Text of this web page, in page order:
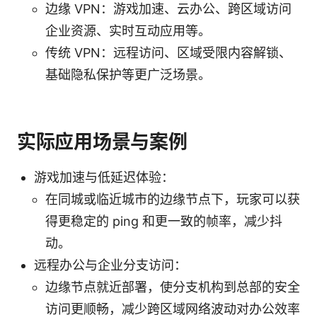
边缘 VPN：游戏加速、云办公、跨区域访问
企业资源、实时互动应用等。
传统 VPN：远程访问、区域受限内容解锁、
基础隐私保护等更广泛场景。
实际应用场景与案例
游戏加速与低延迟体验：
在同城或临近城市的边缘节点下，玩家可以获
得更稳定的 ping 和更一致的帧率，减少抖
动。
远程办公与企业分支访问：
边缘节点就近部署，使分支机构到总部的安全
访问更顺畅，减少跨区域网络波动对办公效率